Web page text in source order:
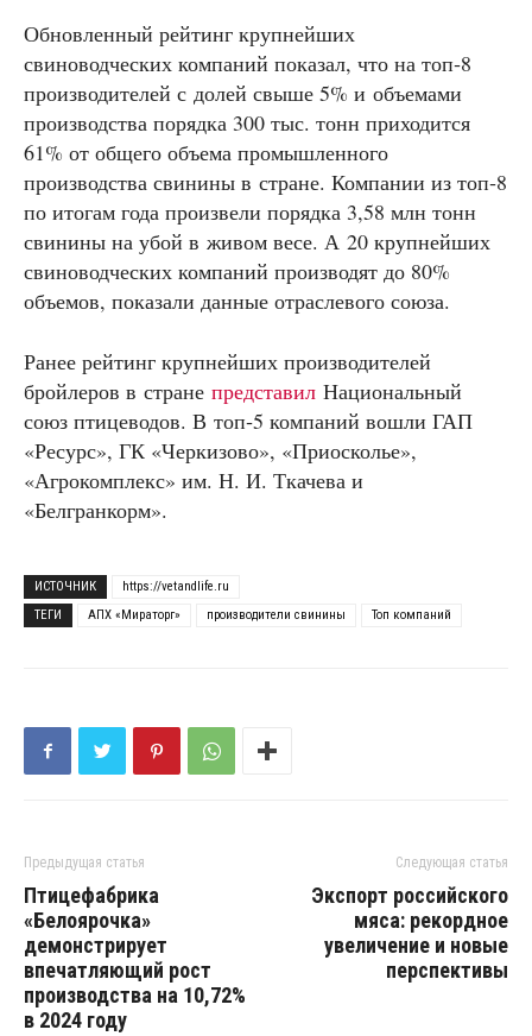
Обновленный рейтинг крупнейших
свиноводческих компаний показал, что на топ‑8
производителей с долей свыше 5% и объемами
производства порядка 300 тыс. тонн приходится
61% от общего объема промышленного
производства свинины в стране. Компании из топ‑8
по итогам года произвели порядка 3,58 млн тонн
свинины на убой в живом весе. А 20 крупнейших
свиноводческих компаний производят до 80%
объемов, показали данные отраслевого союза.
Ранее рейтинг крупнейших производителей
бройлеров в стране представил Национальный
союз птицеводов. В топ‑5 компаний вошли ГАП
«Ресурс», ГК «Черкизово», «Приосколье»,
«Агрокомплекс» им. Н. И. Ткачева и
«Белгранкорм».
ИСТОЧНИК
https://vetandlife.ru
ТЕГИ
АПХ «Мираторг» производители свинины Топ компаний
Предыдущая статья
Птицефабрика
«Белоярочка»
демонстрирует
впечатляющий рост
производства на 10,72%
в 2024 году
Следующая статья
Экспорт российского
мяса: рекордное
увеличение и новые
перспективы